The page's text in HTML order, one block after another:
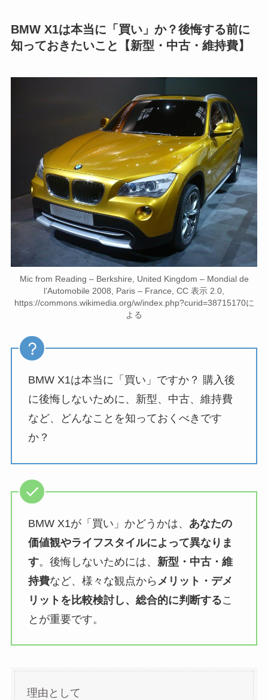
BMW X1は本当に「買い」か？後悔する前に
知っておきたいこと【新型・中古・維持費】
Mic from Reading – Berkshire, United Kingdom – Mondial de
l’Automobile 2008, Paris – France, CC 表示 2.0,
https://commons.wikimedia.org/w/index.php?curid=38715170に
よる
BMW X1は本当に「買い」ですか？ 購入後
に後悔しないために、新型、中古、維持費
など、どんなことを知っておくべきです
か？
BMW X1が「買い」かどうかは、 あなたの
価値観やライフスタイルによって異なりま
す。後悔しないためには、 新型・中古・維
持費など、様々な観点から メリット・デメ
リットを比較検討し、総合的に判断するこ
とが重要です。
理由として